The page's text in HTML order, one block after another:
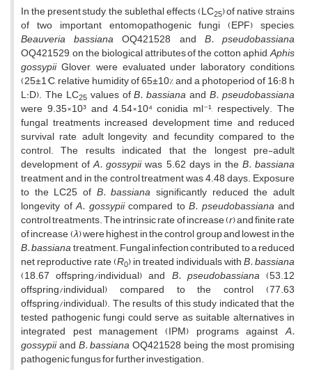
In the present study, the sublethal effects (LC25) of native strains
of two important entomopathogenic fungi (EPF) species,
Beauveria bassiana OQ421528 and B. pseudobassiana
OQ421529, on the biological attributes of the cotton aphid,Aphis
gossypiiGlover, were evaluated under laboratory conditions
(25±1°C, relative humidity of 65±10%, and a photoperiod of 16:8 h
L:D). The LC25values ofB. bassianaandB. pseudobassiana
were 9.35×10³ and 4.54×10⁴ conidia ml⁻¹, respectively. The
fungal treatments increased development time and reduced
survival rate, adult longevity, and fecundity compared to the
control. The results indicated that the longest pre-adult
development ofA. gossypiiwas 5.62 days in theB. bassiana
treatment and in the control treatment was 4.48 days. Exposure
to the LC25 of B. bassiana significantly reduced the adult
longevity ofA. gossypiicompared toB. pseudobassianaand
control treatments. The intrinsic rate of increase (r) and finite rate
of increase (λ) were highest in the control group and lowest in the
B. bassianatreatment. Fungal infection contributed to a reduced
net reproductive rate (R0) in treated individuals withB. bassiana
(18.67 offspring/individual) and B. pseudobassiana(53.12
offspring/individual) compared to the control (77.63
offspring/individual). The results of this study indicated that the
tested pathogenic fungi could serve as suitable alternatives in
integrated pest management (IPM) programs againstA.
gossypiiandB. bassianaOQ421528 being the most promising
pathogenic fungus for further investigation.